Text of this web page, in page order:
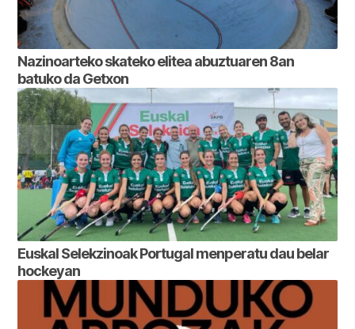
Nazinoarteko skateko elitea abuztuaren 8an
batuko da Getxon
Euskal Selekzinoak Portugal menperatu dau belar
hockeyan